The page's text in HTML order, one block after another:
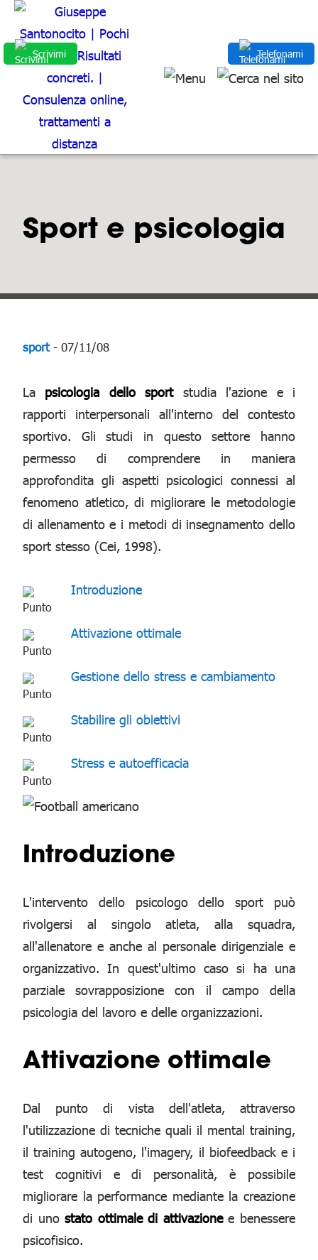
Scrivimi Telefonami
Sport e psicologia
sport- 07/11/08
La psicologia dello sportstudia l'azione e i
rapporti interpersonali all'interno del contesto
sportivo. Gli studi in questo settore hanno
permesso di comprendere in maniera
approfondita gli aspetti psicologici connessi al
fenomeno atletico, di migliorare le metodologie
di allenamento e i metodi di insegnamento dello
sport stesso (Cei, 1998).
Introduzione
Attivazione ottimale
Gestione dello stress e cambiamento
Stabilire gli obiettivi
Stress e autoefficacia
Introduzione
L'intervento dello psicologo dello sport può
rivolgersi al singolo atleta, alla squadra,
all'allenatore e anche al personale dirigenziale e
organizzativo. In quest'ultimo caso si ha una
parziale sovrapposizione con il campo della
psicologia del lavoro e delle organizzazioni.
Attivazione ottimale
Dal punto di vista dell'atleta, attraverso
l'utilizzazione di tecniche quali il mental training,
il training autogeno, l'imagery, il biofeedback e i
test cognitivi e di personalità, è possibile
migliorare la performance mediante la creazione
di unostato ottimale di attivazionee benessere
psicofisico.